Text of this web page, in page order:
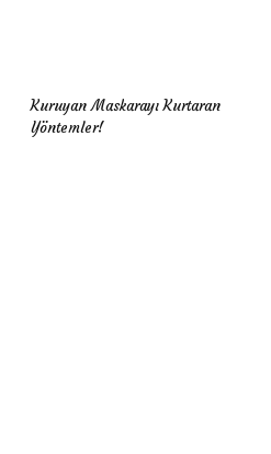
Kuruyan Maskarayı Kurtaran
Yöntemler!